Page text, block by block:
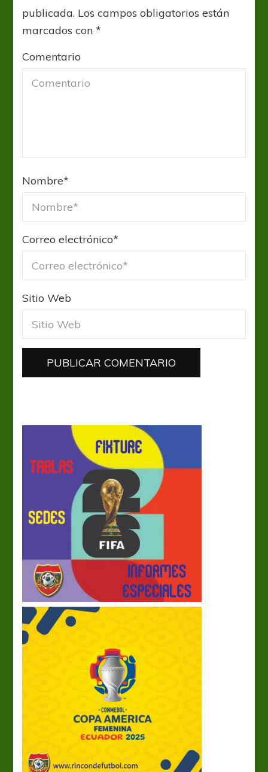
publicada. Los campos obligatorios están
marcados con*
Comentario
Nombre*
Correo electrónico*
Sitio Web